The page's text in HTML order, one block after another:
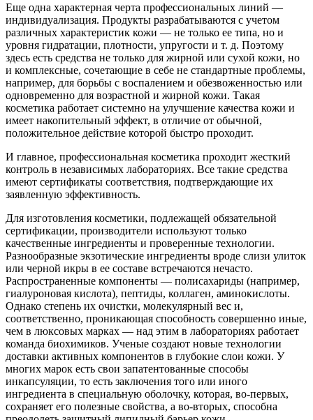
Еще одна характерная черта профессиональных линий —
индивидуализация. Продукты разрабатываются с учетом
различных характеристик кожи — не только ее типа, но и
уровня гидратации, плотности, упругости и т. д. Поэтому
здесь есть средства не только для жирной или сухой кожи, но
и комплексные, сочетающие в себе не стандартные проблемы,
например, для борьбы с воспалением и обезвоженностью или
одновременно для возрастной и жирной кожи. Такая
косметика работает системно на улучшение качества кожи и
имеет накопительный эффект, в отличие от обычной,
положительное действие которой быстро проходит.
И главное, профессиональная косметика проходит жесткий
контроль в независимых лабораториях. Все такие средства
имеют сертификаты соответствия, подтверждающие их
заявленную эффективность.
Для изготовления косметики, подлежащей обязательной
сертификации, производители используют только
качественные ингредиенты и проверенные технологии.
Разнообразные экзотические ингредиенты вроде слизи улиток
или черной икры в ее составе встречаются нечасто.
Распространенные компоненты — полисахариды (например,
гиалуроновая кислота), пептиды, коллаген, аминокислоты.
Однако степень их очистки, молекулярный вес и,
соответственно, проникающая способность совершенно иные,
чем в люксовых марках — над этим в лабораториях работает
команда биохимиков. Ученые создают новые технологии
доставки активных компонентов в глубокие слои кожи. У
многих марок есть свои запатентованные способы
инкапсуляции, то есть заключения того или иного
ингредиента в специальную оболочку, которая, во-первых,
сохраняет его полезные свойства, а во-вторых, способна